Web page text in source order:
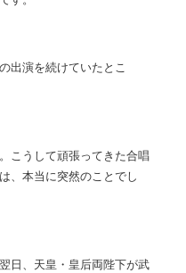
出演を続けていたとこ
こうして頑張ってきた合唱
、本当に突然のことでし
日、天皇・皇后両陛下が武